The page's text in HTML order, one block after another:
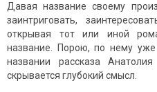
Давая название своему
заинтриговать,
открывая тот или иной
название. Порою, по нему
названии рассказа
скрывается глубокий смысл.